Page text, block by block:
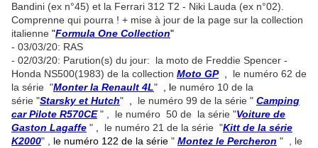
Bandini (ex n°45) et la Ferrari 312 T2 - Niki Lauda (ex n°02).
Comprenne qui pourra ! + mise à jour de la page sur la collection
italienne "Formula One Collection"
- 03/03/20: RAS
- 02/03/20: Parution(s) du jour: la moto de Freddie Spencer -
Honda NS500(1983) de la collection Moto GP
le numéro 62 de
la série "Monter la Renault 4L" , le numéro 10 de la
série "Starsky et Hutch" le numéro 99 de la série " Camping
car Pilote R570CE" , le numéro 50 de la série "Voiture de
Gaston Lagaffe " le numéro 21 de la série "Kitt de la série
K2000" , le numéro 122 de la série " Montez le Percheron " , le